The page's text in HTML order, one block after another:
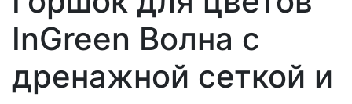
InGreen Волна с
дренажной сеткой и